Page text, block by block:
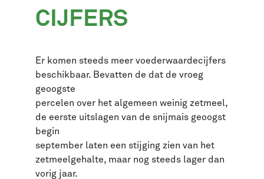
CIJFERS
Er komen steeds meer voederwaardecijfers
beschikbaar. Bevatten de dat de vroeg
geoogste
percelen over het algemeen weinig zetmeel,
de eerste uitslagen van de snijmais geoogst
begin
september laten een stijging zien van het
zetmeelgehalte, maar nog steeds lager dan
vorig jaar.